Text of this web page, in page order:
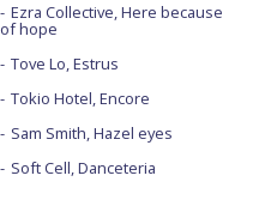
Ezra Collective, Here because
of hope
Tove Lo, Estrus
Tokio Hotel, Encore
Sam Smith, Hazel eyes
Soft Cell, Danceteria